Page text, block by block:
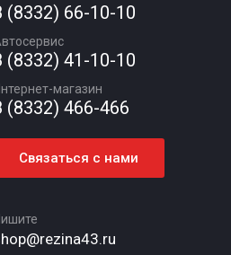
(8332) 66-10-10
(8332) 41-10-10
магазин
(8332) 466-466
Связаться с нами